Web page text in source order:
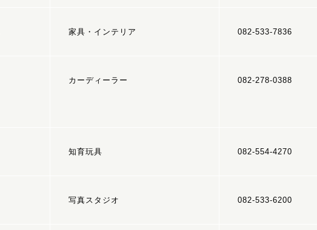
家具・インテリア 082-533-7836
カーディーラー 082-278-0388
知育玩具 082-554-4270
写真スタジオ 082-533-6200